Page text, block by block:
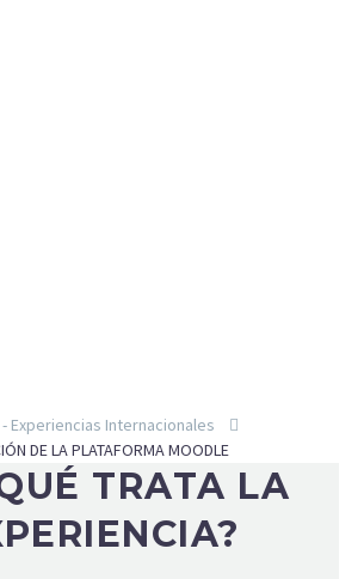
Experiencias Internacionales
DE LA PLATAFORMA MOODLE
TRATA LA